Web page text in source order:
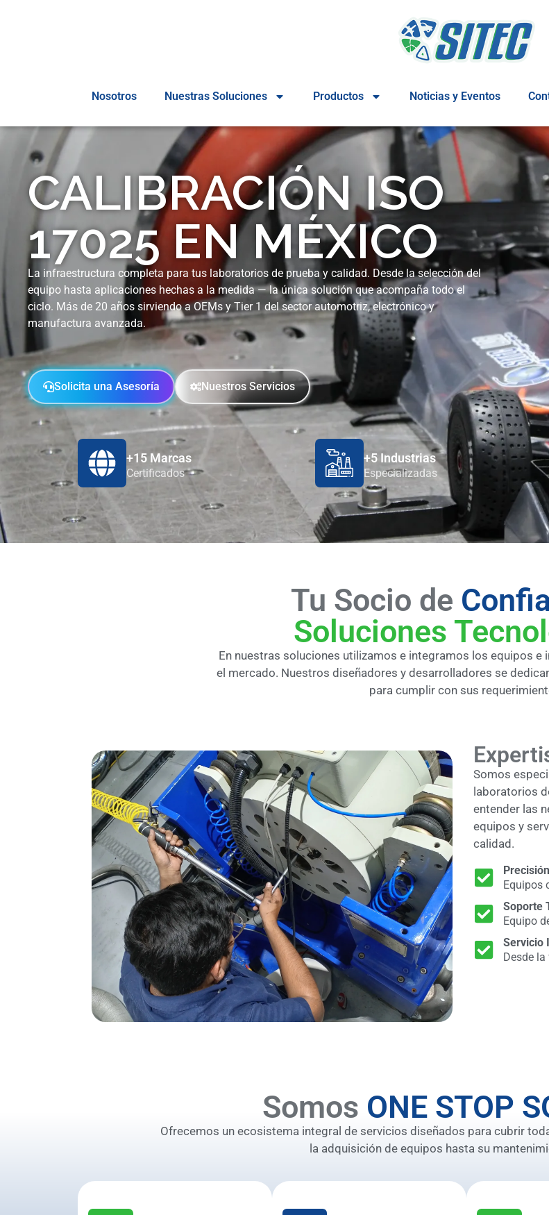
Nosotros Nuestras Soluciones Productos Noticias y Eventos
CALIBRACIÓN ISO
17025 EN MÉXICO
La infraestructura completa para tus laboratorios de prueba y calidad. Desde la selección del
equipo hasta aplicaciones hechas a la medida — la única solución que acompaña todo el
ciclo. Más de 20 años sirviendo a OEMs y Tier 1 del sector automotriz, electrónico y
manufactura avanzada.
Solicita una Asesoría Nuestros Servicios
+15 Marcas
Certificados
+5 Industrias
Especializadas
Tu Socio de
Soluciones
En nuestras soluciones utilizamos e integramos los equipos e
el mercado. Nuestros diseñadores y desarrolladores se
para cumplir con sus
Somos
laboratorios
entender las
equipos y
calidad.
Equipos
Soporte
Equipo
Servicio
Desde
Somos ONE STOP
Ofrecemos un ecosistema integral de servicios diseñados para cubrir
la adquisición de equipos hasta su